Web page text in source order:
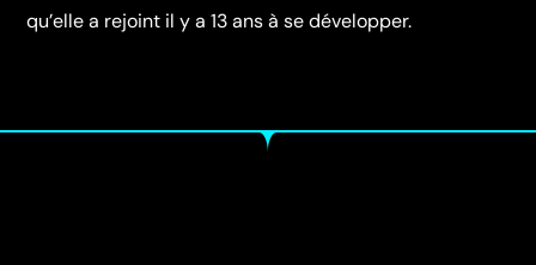
qu’elle a rejoint il y a 13 ans à se développer.